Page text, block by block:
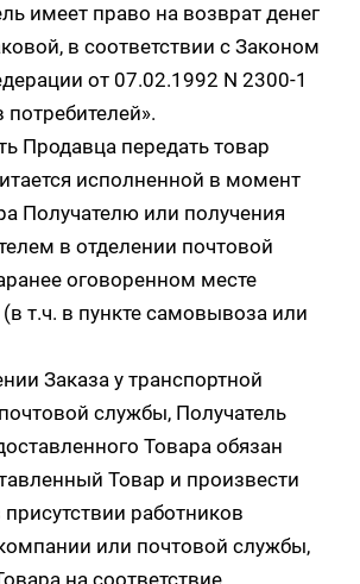
имеет право на возврат денег
в соответствии с Законом
от 07.02.1992 N 2300-1
Продавца передать товар
исполненной в момент
Получателю или получения
в отделении почтовой
оговоренном месте
т.ч. в пункте самовывоза или
Заказа у транспортной
службы, Получатель
Товара обязан
Товар и произвести
работников
или почтовой службы,
на соответствие